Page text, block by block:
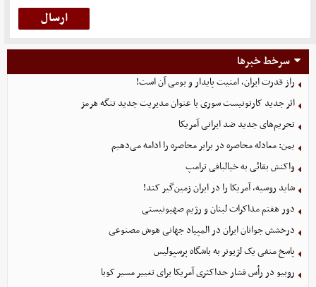
سرخط خبرها
راز قدرت ایران، امنیت پایدار و بومی آن است!
اثر جدید کارتونیست سوری با عنوان مدیریت جدید تنگه هرمز
تحریم‌های جدید ضد ایرانی آمریکا
یمن: معادله محاصره در برابر محاصره را ادامه می‌دهیم
واکنش بقائی به خیالبافی ترامپ
شاید روسیه، آمریکا را در ایران زمین‌گیر کند!
دور هفتم مذاکرات لبنان و رژیم صهیونیستی
درخشش جوانان ایران در المپیاد جهانی هوش مصنوعی
پاسخ منفی یک لژیونر به باشگاه پرسپولیس
روبیو در رأس فشار حداکثری آمریکا برای تغییر مسیر کوبا